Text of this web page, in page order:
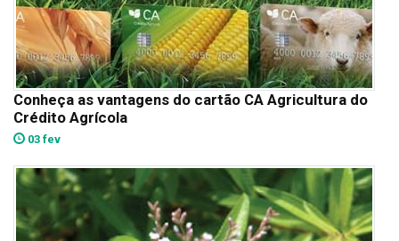
Conheça as vantagens do cartão CA Agricultura do
Crédito Agrícola
03 fev